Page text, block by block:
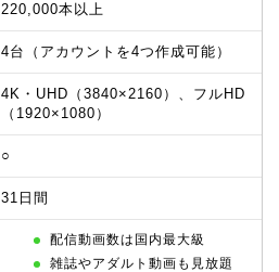
220,000本以上
4台（アカウントを4つ作成可能）
4K・UHD（3840×2160）、フルHD
（1920×1080）
○
31日間
配信動画数は国内最大級
雑誌やアダルト動画も見放題